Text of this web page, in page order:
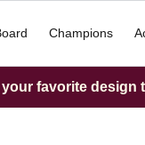
Champions
favorite